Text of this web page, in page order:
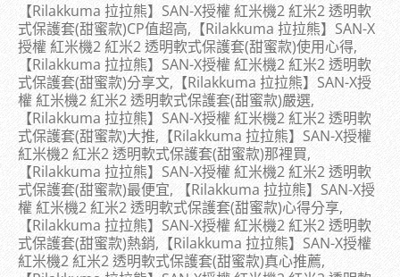
【Rilakkuma 拉拉熊】SAN-X授權 紅米機2 紅米2 透明軟
式保護套(甜蜜款)CP值超高,【Rilakkuma 拉拉熊】SAN-X
授權 紅米機2 紅米2 透明軟式保護套(甜蜜款)使用心得,
【Rilakkuma 拉拉熊】SAN-X授權 紅米機2 紅米2 透明軟
式保護套(甜蜜款)分享文,【Rilakkuma 拉拉熊】SAN-X授
權 紅米機2 紅米2 透明軟式保護套(甜蜜款)嚴選,
【Rilakkuma 拉拉熊】SAN-X授權 紅米機2 紅米2 透明軟
式保護套(甜蜜款)大推,【Rilakkuma 拉拉熊】SAN-X授權
紅米機2 紅米2 透明軟式保護套(甜蜜款)那裡買,
【Rilakkuma 拉拉熊】SAN-X授權 紅米機2 紅米2 透明軟
式保護套(甜蜜款)最便宜, 【Rilakkuma 拉拉熊】SAN-X授
權 紅米機2 紅米2 透明軟式保護套(甜蜜款)心得分享,
【Rilakkuma 拉拉熊】SAN-X授權 紅米機2 紅米2 透明軟
式保護套(甜蜜款)熱銷,【Rilakkuma 拉拉熊】SAN-X授權
紅米機2 紅米2 透明軟式保護套(甜蜜款)真心推薦,